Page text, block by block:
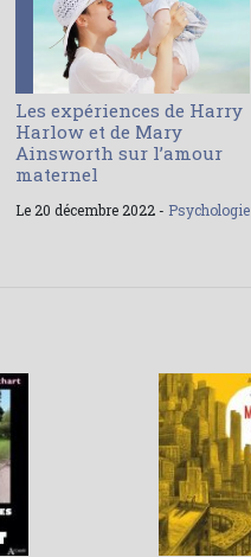
Les expériences de Harry
Harlow et de Mary
Ainsworth sur l’amour
maternel
Le 20 décembre 2022 - Psychologie